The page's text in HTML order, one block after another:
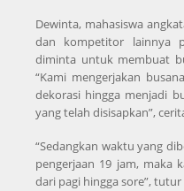
Dewinta, mahasiswa
dan kompetitor lainnya
diminta untuk membuat
“Kami mengerjakan
dekorasi hingga menjadi
yang telah disisapkan”,
“Sedangkan waktu yang
pengerjaan 19 jam, maka
dari pagi hingga sore”,